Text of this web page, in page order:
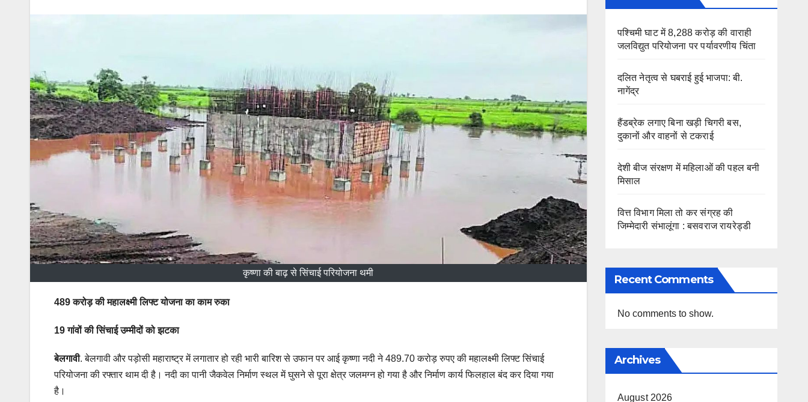
कृष्णा की बाढ़ से सिंचाई परियोजना थमी
489 करोड़ की महालक्ष्मी लिफ्ट योजना का काम रुका
19 गांवों की सिंचाई उम्मीदों को झटका
बेलगावी. बेलगावी और पड़ोसी महाराष्ट्र में लगातार हो रही भारी बारिश से उफान पर आई कृष्णा नदी ने 489.70 करोड़ रुपए की महालक्ष्मी लिफ्ट सिंचाई
परियोजना की रफ्तार थाम दी है। नदी का पानी जैकवेल निर्माण स्थल में घुसने से पूरा क्षेत्र जलमग्न हो गया है और निर्माण कार्य फिलहाल बंद कर दिया गया
है।
पश्चिमी घाट में 8,288 करोड़ की वाराही
जलविद्युत परियोजना पर पर्यावरणीय चिंता
दलित नेतृत्व से घबराई हुई भाजपा: बी.
नागेंद्र
हैंडब्रेक लगाए बिना खड़ी चिगरी बस,
दुकानों और वाहनों से टकराई
देशी बीज संरक्षण में महिलाओं की पहल बनी
मिसाल
वित्त विभाग मिला तो कर संग्रह की
जिम्मेदारी संभालूंगा : बसवराज रायरेड्डी
Recent Comments
No comments to show.
Archives
August 2026